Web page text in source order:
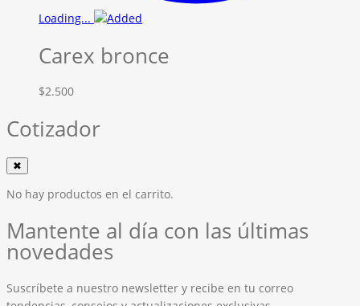
Loading...
Carex bronce
$2.500
Cotizador
✖
No hay productos en el carrito.
Mantente al día con las últimas
novedades
Suscríbete a nuestro newsletter y recibe en tu correo